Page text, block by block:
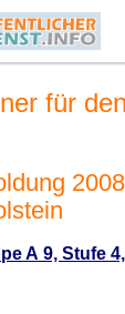
für
A 9, Stufe